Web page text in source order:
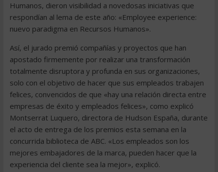
Humanos, dieron visibilidad a novedosas iniciativas que
respondían al lema de este año: «Employee experience:
nuevo paradigma en Recursos Humanos».
Así, el jurado premió compañías y proyectos que han
apostado firmemente por realizar una transformación
totalmente disruptora y profunda en sus organizaciones,
solo con el objetivo de hacer que sus empleados trabajen
felices, convencidos de que «hay una relación directa entre
empresas de éxito y empleados felices», como explicó
Montserrat Luquero, directora de Hudson España, durante
el acto de entrega de los premios esta semana en la
concurrida biblioteca de ABC. «Los empleados son los
mejores embajadores de la marca, pueden hacer que la
experiencia del cliente sea la mejor», explicó.